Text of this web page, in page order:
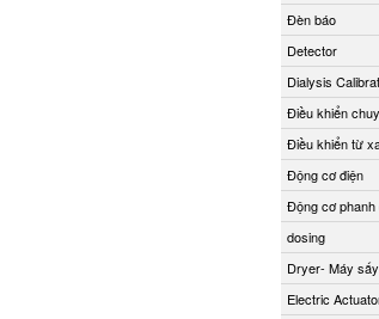
Đèn báo
Detector
Dialysis
Điều khiển
Điều khiển từ
Động cơ điện
Động cơ phanh
dosing
Dryer- Máy sấy
Electric